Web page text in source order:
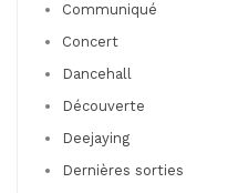
Communiqué
Concert
Dancehall
Découverte
Deejaying
Dernières sorties